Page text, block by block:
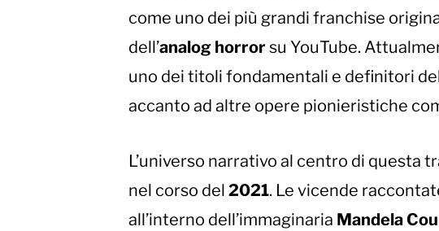
come uno dei più grandi franchise
dell’analog horror su YouTube.
uno dei titoli fondamentali e definitori
accanto ad altre opere pionieristiche
L’universo narrativo al centro di questa
nel corso del 2021. Le vicende
all’interno dell’immaginaria Mandela